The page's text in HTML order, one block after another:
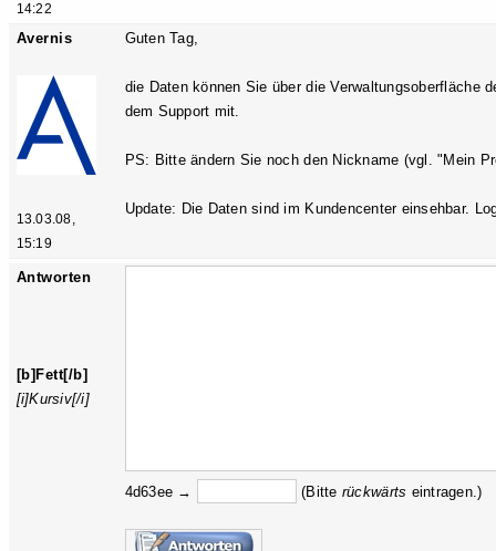
14:22
Avernis
13.03.08,
15:19
Guten Tag,
die Daten können Sie über die Verwaltungsoberfläche
dem Support mit.
PS: Bitte ändern Sie noch den Nickname (vgl. "Mein
Update: Die Daten sind im Kundencenter einsehbar.
Antworten
[b]Fett[/b]
[i]Kursiv[/i]
4d63ee → (Bitte rückwärts eintragen.)